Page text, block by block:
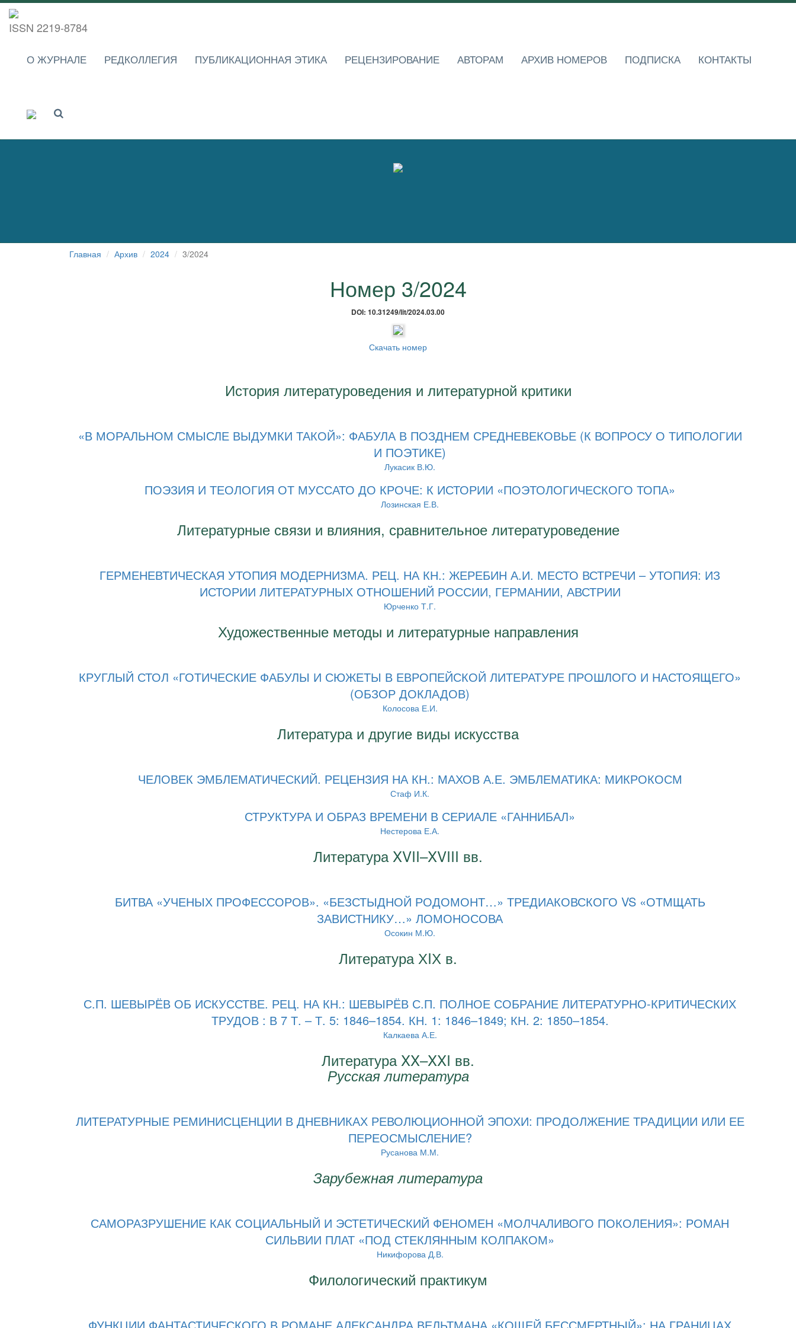
ISSN 2219-8784
О ЖУРНАЛЕ РЕДКОЛЛЕГИЯ ПУБЛИКАЦИОННАЯ ЭТИКА РЕЦЕНЗИРОВАНИЕ АВТОРАМ АРХИВ НОМЕРОВ ПОДПИСКА КОНТАКТЫ
Главная Архив 2024 3/2024
Номер 3/2024
DOI: 10.31249/lit/2024.03.00
Скачать номер
История литературоведения и литературной критики
«В МОРАЛЬНОМ СМЫСЛЕ ВЫДУМКИ ТАКОЙ»: ФАБУЛА В ПОЗДНЕМ СРЕДНЕВЕКОВЬЕ (К ВОПРОСУ О ТИПОЛОГИИ
И ПОЭТИКЕ)
Лукасик В.Ю.
ПОЭЗИЯ И ТЕОЛОГИЯ ОТ МУССАТО ДО КРОЧЕ: К ИСТОРИИ «ПОЭТОЛОГИЧЕСКОГО ТОПА»
Лозинская Е.В.
Литературные связи и влияния, сравнительное литературоведение
ГЕРМЕНЕВТИЧЕСКАЯ УТОПИЯ МОДЕРНИЗМА. РЕЦ. НА КН.: ЖЕРЕБИН А.И. МЕСТО ВСТРЕЧИ – УТОПИЯ: ИЗ
ИСТОРИИ ЛИТЕРАТУРНЫХ ОТНОШЕНИЙ РОССИИ, ГЕРМАНИИ, АВСТРИИ
Юрченко Т.Г.
Художественные методы и литературные направления
КРУГЛЫЙ СТОЛ «ГОТИЧЕСКИЕ ФАБУЛЫ И СЮЖЕТЫ В ЕВРОПЕЙСКОЙ ЛИТЕРАТУРЕ ПРОШЛОГО И НАСТОЯЩЕГО»
(ОБЗОР ДОКЛАДОВ)
Колосова Е.И.
Литература и другие виды искусства
ЧЕЛОВЕК ЭМБЛЕМАТИЧЕСКИЙ. РЕЦЕНЗИЯ НА КН.: МАХОВ А.Е. ЭМБЛЕМАТИКА: МИКРОКОСМ
Стаф И.К.
СТРУКТУРА И ОБРАЗ ВРЕМЕНИ В СЕРИАЛЕ «ГАННИБАЛ»
Нестерова Е.А.
Литература XVII–XVIII вв.
БИТВА «УЧЕНЫХ ПРОФЕССОРОВ». «БЕЗСТЫДНОЙ РОДОМОНТ…» ТРЕДИАКОВСКОГО VS «ОТМЩАТЬ
ЗАВИСТНИКУ…» ЛОМОНОСОВА
Осокин М.Ю.
Литература ХIХ в.
С.П. ШЕВЫРЁВ ОБ ИСКУССТВЕ. РЕЦ. НА КН.: ШЕВЫРЁВ С.П. ПОЛНОЕ СОБРАНИЕ ЛИТЕРАТУРНО-КРИТИЧЕСКИХ
ТРУДОВ : В 7 Т. – Т. 5: 1846–1854. КН. 1: 1846–1849; КН. 2: 1850–1854.
Калкаева А.Е.
Литература XX–XXI вв.
Русская литература
ЛИТЕРАТУРНЫЕ РЕМИНИСЦЕНЦИИ В ДНЕВНИКАХ РЕВОЛЮЦИОННОЙ ЭПОХИ: ПРОДОЛЖЕНИЕ ТРАДИЦИИ ИЛИ ЕЕ
ПЕРЕОСМЫСЛЕНИЕ?
Русанова М.М.
Зарубежная литература
САМОРАЗРУШЕНИЕ КАК СОЦИАЛЬНЫЙ И ЭСТЕТИЧЕСКИЙ ФЕНОМЕН «МОЛЧАЛИВОГО ПОКОЛЕНИЯ»: РОМАН
СИЛЬВИИ ПЛАТ «ПОД СТЕКЛЯННЫМ КОЛПАКОМ»
Никифорова Д.В.
Филологический практикум